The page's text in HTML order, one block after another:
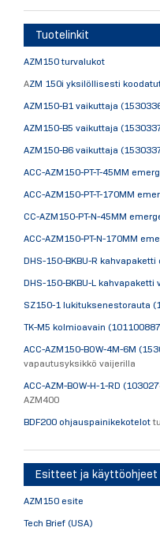
Tuotelinkit
AZM150 turvalukot
AZM 150i yksilöllisesti
AZM150-B1 vaikuttaja
AZM150-B5 vaikuttaja
AZM150-B6 vaikuttaja
ACC-AZM150-PT-T-45MM
ACC-AZM150-PT-T-170MM
CC-AZM150-PT-N-45MM
ACC-AZM150-PT-N-170MM
DHS-150-BKBU-R
DHS-150-BKBU-L
SZ150-1 lukituksenestorauta
TK-M5 kolmioavain
ACC-AZM150-BOW-4M-6M
vapautusyksikkö vaijerilla
ACC-AZM-BOW-H-1-RD
AZM400
BDF200 ohjauspainikekotelot
Esitteet ja käyttöohjeet
AZM150 esite
Tech Brief (USA)